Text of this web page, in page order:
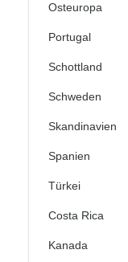
Osteuropa
Portugal
Schottland
Schweden
Skandinavien
Spanien
Türkei
Costa Rica
Kanada